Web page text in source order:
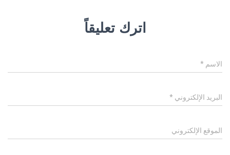
اترك تعليقاً
الاسم *
البريد الإلكتروني *
الموقع الإلكتروني